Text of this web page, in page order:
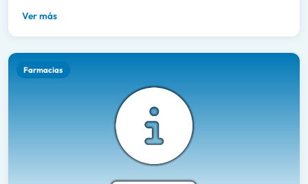
Ver más
Farmacias